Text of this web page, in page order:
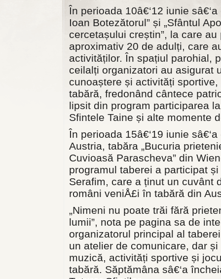
În perioada 10â€‘12 iunie
Ioan Botezătorul” și „Sfântul
cercetașului creștin”, la care
aproximativ 20 de adulți, care
activităților. În spațiul parohial,
ceilalți organizatori au asigurat
cunoaștere și activități
tabără, fredonând cântece
lipsit din program participarea
Sfintele Taine și alte momente
În perioada 15â€‘19 iunie
Austria, tabăra „Bucuria
Cuvioasă Parascheva” din
programul taberei a participat
Serafim, care a ținut un cuvânt
români veniÅ£i în tabără din
„Nimeni nu poate trăi fără
lumii”, nota pe pagina sa de
organizatorul principal al
un atelier de comunicare, dar
muzică, activități sportive și
tabără. Săptămâna sâ€‘a